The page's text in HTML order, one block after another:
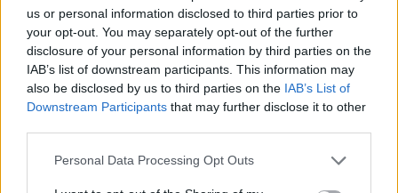
us or personal information disclosed to third parties prior to
your opt-out. You may separately opt-out of the further
disclosure of your personal information by third parties on the
IAB’s list of downstream participants. This information may
also be disclosed by us to third parties on the IAB’s List of
Downstream Participants that may further disclose it to other
Personal Data Processing Opt Outs
közösségi oldalán azt írta,
ismeretlenek azt is tudják, hol
szállnának meg, kik biztosítanák a
rendezvényt és milyen útvonalon
közlekednének Erdélyben.